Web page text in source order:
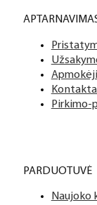
Platus prekių
Turime
PDF katalogas